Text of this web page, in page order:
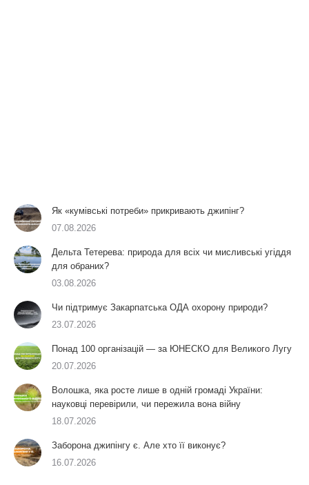
Як «кумівські потреби» прикривають джипінг?
07.08.2026
Дельта Тетерева: природа для всіх чи мисливські угіддя
для обраних?
03.08.2026
Чи підтримує Закарпатська ОДА охорону природи?
23.07.2026
Понад 100 організацій — за ЮНЕСКО для Великого Лугу
20.07.2026
Волошка, яка росте лише в одній громаді України:
науковці перевірили, чи пережила вона війну
18.07.2026
Заборона джипінгу є. Але хто її виконує?
16.07.2026